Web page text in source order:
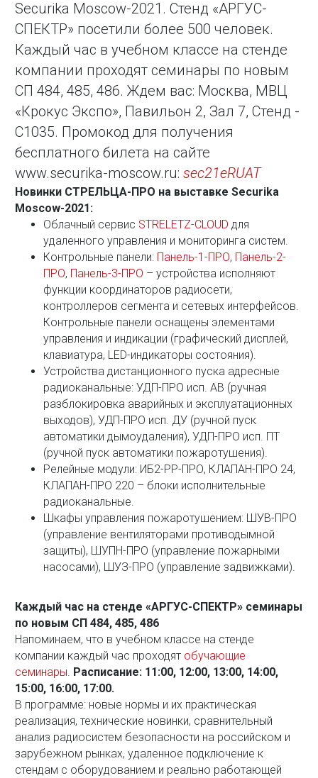
Securika Moscow-2021. Стенд «АРГУС-
СПЕКТР» посетили более 500 человек.
Каждый час в учебном классе на стенде
компании проходят семинары по новым
СП 484, 485, 486. Ждем вас: Москва, МВЦ
«Крокус Экспо», Павильон 2, Зал 7, Стенд -
С1035. Промокод для получения
бесплатного билета на сайте
www.securika-moscow.ru: sec21eRUAT
Новинки СТРЕЛЬЦА-ПРО на выставке Securika
Moscow-2021:
Облачный сервис STRELETZ-CLOUD для
удаленного управления и мониторинга систем.
Контрольные панели: Панель-1-ПРО, Панель-2-
ПРО, Панель-3-ПРО – устройства исполняют
функции координаторов радиосети,
контроллеров сегмента и сетевых интерфейсов.
Контрольные панели оснащены элементами
управления и индикации (графический дисплей,
клавиатура, LED-индикаторы состояния).
Устройства дистанционного пуска адресные
радиоканальные: УДП-ПРО исп. АВ (ручная
разблокировка аварийных и эксплуатационных
выходов), УДП-ПРО исп. ДУ (ручной пуск
автоматики дымоудаления), УДП-ПРО исп. ПТ
(ручной пуск автоматики пожаротушения).
Релейные модули: ИБ2-РР-ПРО, КЛАПАН-ПРО 24,
КЛАПАН-ПРО 220 – блоки исполнительные
радиоканальные.
Шкафы управления пожаротушением: ШУВ-ПРО
(управление вентиляторами противодымной
защиты), ШУПН-ПРО (управление пожарными
насосами), ШУЗ-ПРО (управление задвижками).
Каждый час на стенде «АРГУС-СПЕКТР» семинары
по новым СП 484, 485, 486
Напоминаем, что в учебном классе на стенде
компании каждый час проходят обучающие
семинары. Расписание: 11:00, 12:00, 13:00, 14:00,
15:00, 16:00, 17:00.
В программе: новые нормы и их практическая
реализация, технические новинки, сравнительный
анализ радиосистем безопасности на российском и
зарубежном рынках, удаленное подключение к
стендам с оборудованием и реально работающей